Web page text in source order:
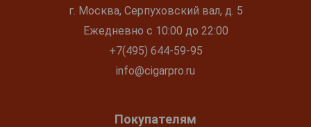
г. Москва, Серпуховский вал, д. 5
Ежедневно с 10:00 до 22:00
+7(495) 644-59-95
info@cigarpro.ru
Покупателям